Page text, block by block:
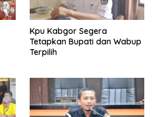
Kpu Kabgor Segera
Tetapkan Bupati dan Wabup
Terpilih